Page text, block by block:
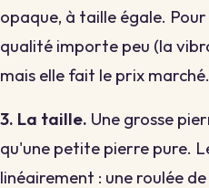
opaque, à taille égale.
qualité importe peu (la
mais elle fait le prix marché.
3. La taille. Une grosse
qu'une petite pierre pure.
linéairement : une roulée